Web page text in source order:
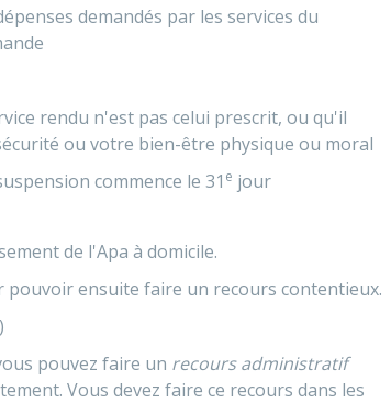
demandés par les services du
rendu n'est pas celui prescrit, ou qu'il
ou votre bien-être physique ou moral
commence le 31 e jour
de l'Apa à domicile.
ensuite faire un recours contentieux.
pouvez faire un recours administratif
Vous devez faire ce recours dans les